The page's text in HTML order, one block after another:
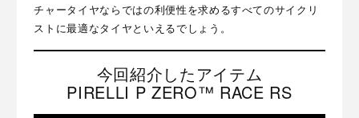
チャータイヤならではの利便性を求めるすべてのサイクリ
ストに最適なタイヤといえるでしょう。
今回紹介したアイテム
PIRELLI P ZERO™ RACE RS